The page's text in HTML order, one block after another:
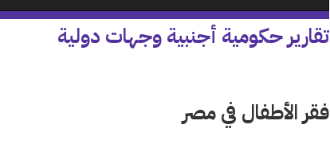
تقارير حكومية أجنبية وجهات دولية
فقر الأطفال في مصر